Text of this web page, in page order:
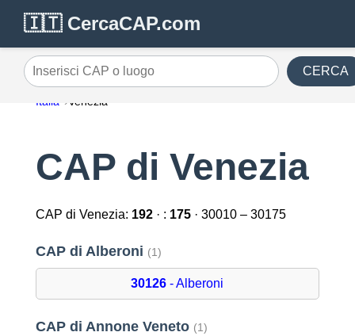
🇮🇹 CercaCAP.com
Inserisci CAP o luogo CERCA
Italia Venezia
CAP di Venezia
CAP di Venezia: 192· : 175· 30010 – 30175
CAP di Alberoni (1)
30126 - Alberoni
CAP di Annone Veneto (1)